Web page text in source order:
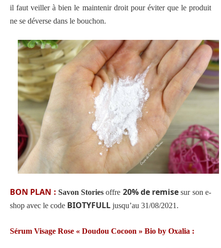
il faut veiller à bien le maintenir droit pour éviter que le produit
ne se déverse dans le bouchon.
BON PLAN : Savon Stories offre 20% de remise sur son e-
shop avec le code BIOTYFULL jusqu’au 31/08/2021.
Sérum Visage Rose « Doudou Cocoon » Bio by Oxalia :